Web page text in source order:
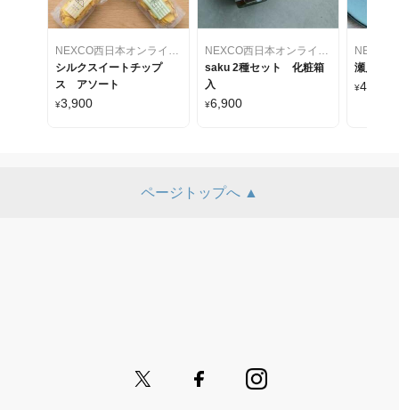
NEXCO西日本オンラインショップ～24のすぐれもの再発見～
シルクスイートチップ
ス アソート
¥3,900
NEXCO西日本オンラインショップ～24のすぐれもの再発見～
saku 2種セット 化粧箱
入
¥6,900
瀬戸内
¥4,600
ページトップへ ▲